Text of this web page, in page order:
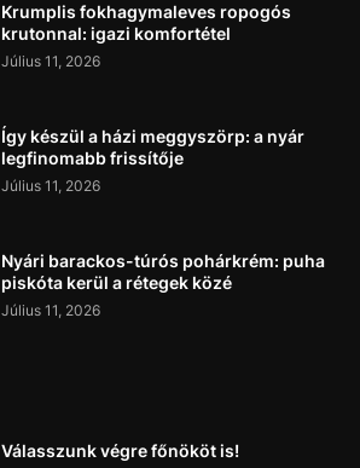
Krumplis fokhagymaleves ropogós
krutonnal: igazi komfortétel
Július 11, 2026
Így készül a házi meggyszörp: a nyár
legfinomabb frissítője
Július 11, 2026
Nyári barackos-túrós pohárkrém: puha
piskóta kerül a rétegek közé
Július 11, 2026
Válasszunk végre főnököt is!